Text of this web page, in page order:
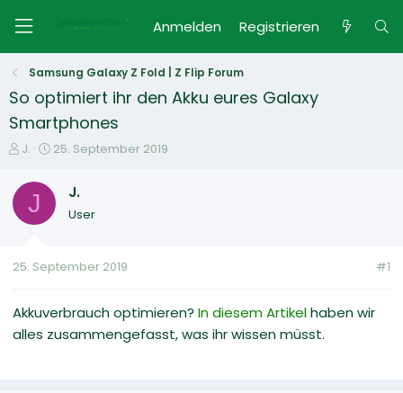
Anmelden Registrieren
Samsung Galaxy Z Fold | Z Flip Forum
So optimiert ihr den Akku eures Galaxy
Smartphones
E
s
e
e
J.
E
t
e
t
m
25. September 2019
J J.
User
25. September 2019 #1
Akkuverbrauch optimieren? In diesem Artikelhaben wir
alles zusammengefasst, was ihr wissen müsst.